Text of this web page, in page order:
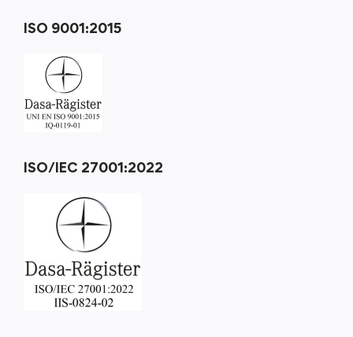
ISO 9001:2015
ISO/IEC 27001:2022